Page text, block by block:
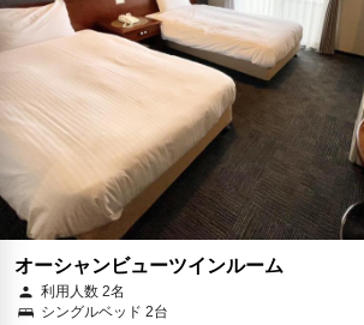
オーシャンビューツインルーム
利用人数 2名
シングルベッド 2台